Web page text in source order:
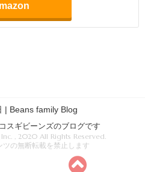
| Beans family Blog
スギビーンズのブログです
, 2020 All Rights Reserved.
の無断転載を禁止します